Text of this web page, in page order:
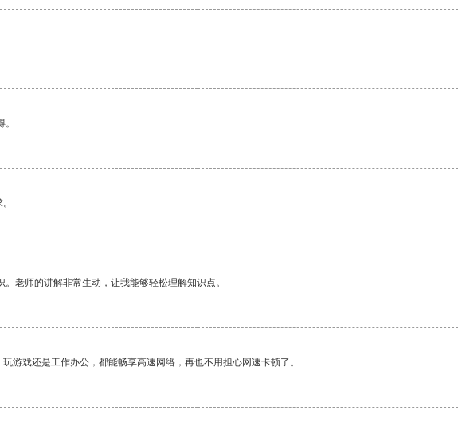
老师的讲解非常生动，让我能够轻松理解知识点。
游戏还是工作办公，都能畅享高速网络，再也不用担心网速卡顿了。